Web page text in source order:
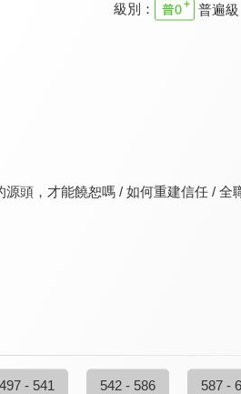
級別： 普遍級
頭，才能饒恕嗎 / 如何重建信任 / 全
497 - 541 542 - 586 587 -